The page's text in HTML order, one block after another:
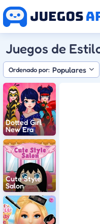
Juegos de
Ordenado por: Populares
Dotted Girl
New Era
Cute Style
Salon